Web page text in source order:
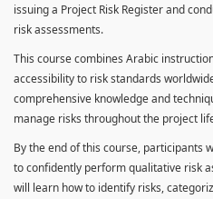
issuing a Project Risk Register and
risk assessments.
This course combines Arabic
accessibility to risk standards
comprehensive knowledge and
manage risks throughout the project
By the end of this course, participants
to confidently perform qualitative risk
will learn how to identify risks,